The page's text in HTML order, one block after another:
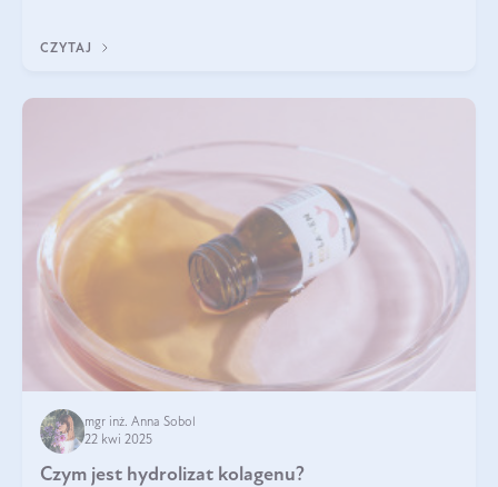
CZYTAJ
mgr inż. Anna Sobol
22 kwi 2025
Czym jest hydrolizat kolagenu?